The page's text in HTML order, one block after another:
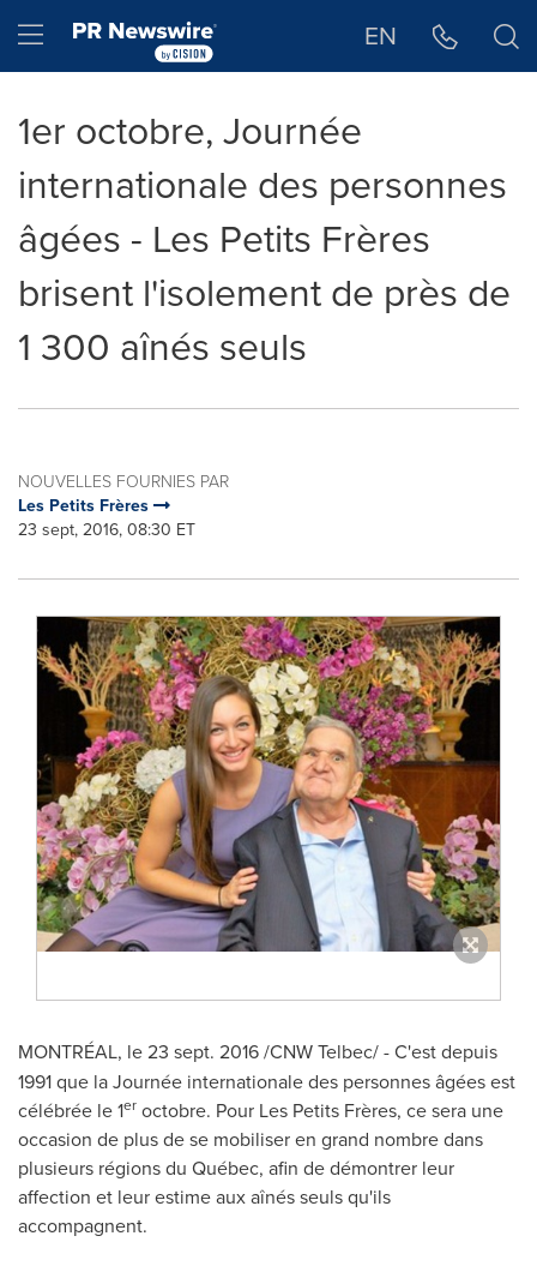
Hamburger menu EN
1er octobre, Journée
internationale des personnes
âgées - Les Petits Frères
brisent l'isolement de près de
1 300 aînés seuls
NOUVELLES FOURNIES PAR
Les Petits Frères
23 sept, 2016, 08:30 ET
MONTRÉAL, le23 sept. 2016/CNW Telbec/ -C'est depuis
1991 que la Journée internationale des personnes âgées est
célébrée le 1er octobre. Pour Les Petits Frères, ce sera une
occasion de plus de se mobiliser en grand nombre dans
plusieurs régions du Québec, afin de démontrer leur
affection et leur estime aux aînés seuls qu'ils
accompagnent.